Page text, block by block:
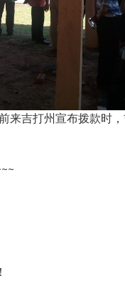
来吉打州宣布拨款时